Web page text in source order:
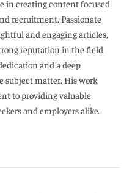
in creating content focused
recruitment. Passionate
and engaging articles,
reputation in the field
and a deep
subject matter. His work
to providing valuable
and employers alike.